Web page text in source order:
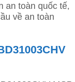
an toàn quốc tế,
về an toàn